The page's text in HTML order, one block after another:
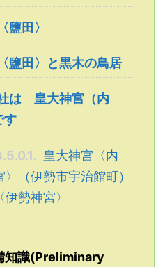
鹽田〉
鹽田〉と黒木の鳥居
は 皇大神宮（内
す
皇大神宮〈内
〉（伊勢市宇治館町）
〈伊勢神宮〉
知識(Preliminary